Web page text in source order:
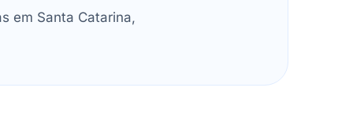
em Santa Catarina,